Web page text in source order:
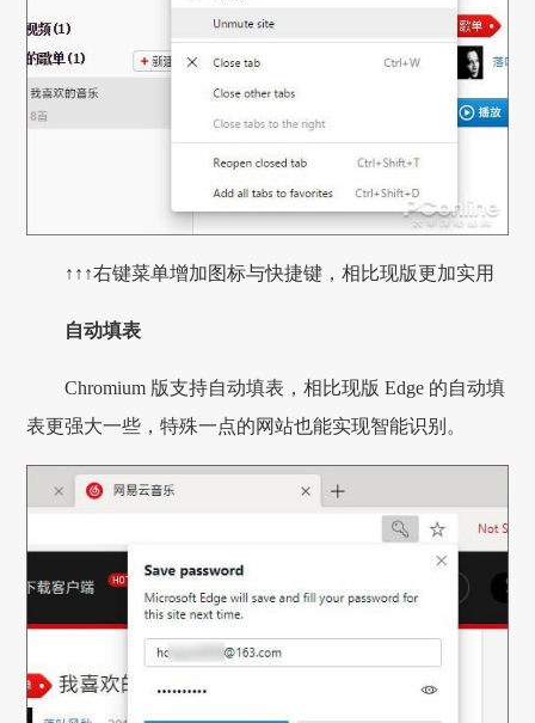
↑↑↑右键菜单增加图标与快捷键，相比现版更加实用
自动填表
Chromium 版支持自动填表，相比现版 Edge 的自动填
表更强大一些，特殊一点的网站也能实现智能识别。